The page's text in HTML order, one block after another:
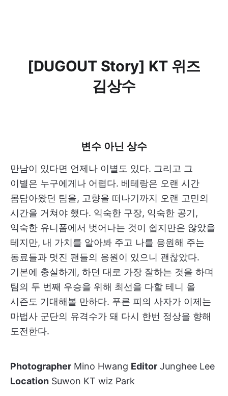
[DUGOUT Story] KT 위즈
김상수
변수 아닌 상수
만남이 있다면 언제나 이별도 있다. 그리고 그
이별은 누구에게나 어렵다. 베테랑은 오랜 시간
몸담아왔던 팀을, 고향을 떠나기까지 오랜 고민의
시간을 거쳐야 했다. 익숙한 구장, 익숙한 공기,
익숙한 유니폼에서 벗어나는 것이 쉽지만은 않았을
테지만, 내 가치를 알아봐 주고 나를 응원해 주는
동료들과 멋진 팬들의 응원이 있으니 괜찮았다.
기본에 충실하게, 하던 대로 가장 잘하는 것을 하며
팀의 두 번째 우승을 위해 최선을 다할 테니 올
시즌도 기대해볼 만하다. 푸른 피의 사자가 이제는
마법사 군단의 유격수가 돼 다시 한번 정상을 향해
도전한다.
Photographer Mino Hwang Editor Junghee Lee
Location Suwon KT wiz Park